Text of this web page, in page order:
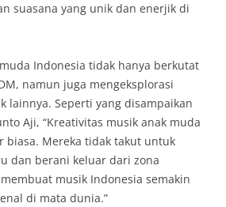
suasana yang unik dan enerjik di
Indonesia tidak hanya berkutat
namun juga mengeksplorasi
lainnya. Seperti yang disampaikan
Aji, “Kreativitas musik anak muda
biasa. Mereka tidak takut untuk
dan berani keluar dari zona
musik Indonesia semakin
di mata dunia.”